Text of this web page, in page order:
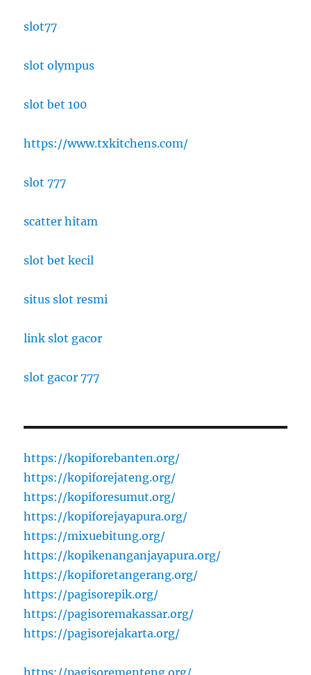
slot77
slot olympus
slot bet 100
https://www.txkitchens.com/
slot 777
scatter hitam
slot bet kecil
situs slot resmi
link slot gacor
slot gacor 777
https://kopiforebanten.org/
https://kopiforejateng.org/
https://kopiforesumut.org/
https://kopiforejayapura.org/
https://mixuebitung.org/
https://kopikenanganjayapura.org/
https://kopiforetangerang.org/
https://pagisorepik.org/
https://pagisoremakassar.org/
https://pagisorejakarta.org/